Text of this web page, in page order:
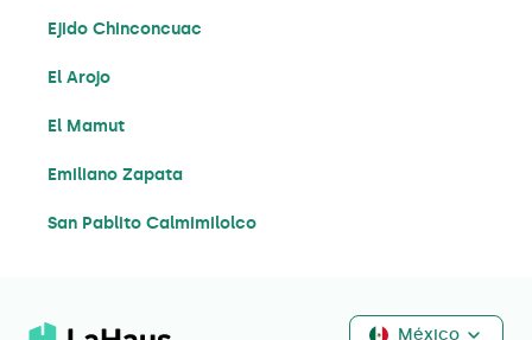
Ejido Chinconcuac
El Arojo
El Mamut
Emiliano Zapata
San Pablito Calmimilolco
México